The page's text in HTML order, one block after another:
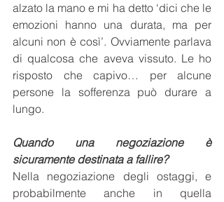
alzato la mano e mi ha detto ‘dici che le
emozioni hanno una durata, ma per
alcuni non è così’. Ovviamente parlava
di qualcosa che aveva vissuto. Le ho
risposto che capivo… per alcune
persone la sofferenza può durare a
lungo.
Quando una negoziazione è
sicuramente destinata a fallire?
Nella negoziazione degli ostaggi, e
probabilmente anche in quella